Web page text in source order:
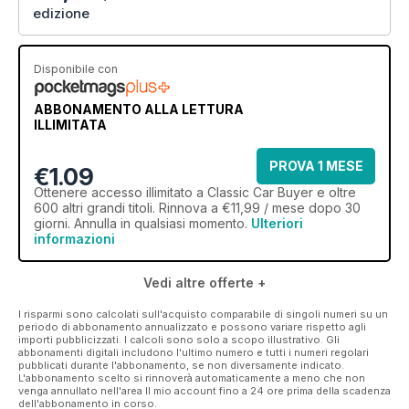
edizione
Disponibile con
ABBONAMENTO ALLA LETTURA
ILLIMITATA
€1.09
PROVA 1 MESE
Ottenere accesso illimitato a Classic Car Buyer e oltre
600 altri grandi titoli. Rinnova a €11,99 / mese dopo 30
giorni. Annulla in qualsiasi momento. Ulteriori
informazioni
Vedi altre offerte +
I risparmi sono calcolati sull'acquisto comparabile di singoli numeri su un
periodo di abbonamento annualizzato e possono variare rispetto agli
importi pubblicizzati. I calcoli sono solo a scopo illustrativo. Gli
abbonamenti digitali includono l'ultimo numero e tutti i numeri regolari
pubblicati durante l'abbonamento, se non diversamente indicato.
L'abbonamento scelto si rinnoverà automaticamente a meno che non
venga annullato nell'area Il mio account fino a 24 ore prima della scadenza
dell'abbonamento in corso.